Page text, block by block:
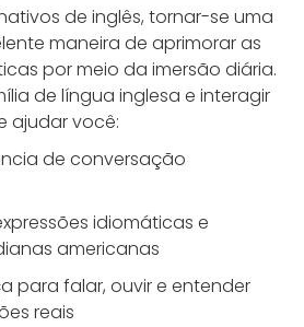
de inglês, tornar-se uma
maneira de aprimorar as
por meio da imersão diária.
de língua inglesa e interagir
ajudar você:
de conversação
idiomáticas e
americanas
para falar, ouvir e entender
reais